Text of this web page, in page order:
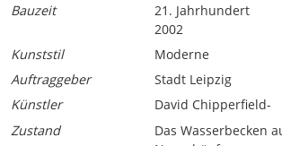
Bauzeit
21. Jahrhundert
2002
Kunststil
Moderne
Auftraggeber
Stadt Leipzig
Künstler
David Chipperfield-
Zustand
Das Wasserbecken